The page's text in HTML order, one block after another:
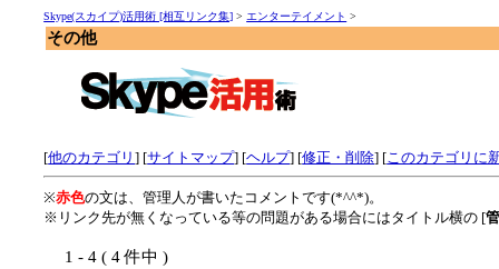
Skype(スカイプ)活用術 [相互リンク集] > エンターテイメント >
その他
[他のカテゴリ] [サイトマップ] [ヘルプ] [修正・削除] [このカテゴリに
※赤色の文は、管理人が書いたコメントです(*^^*)。
※リンク先が無くなっている等の問題がある場合にはタイトル横の [
1 - 4 ( 4 件中 )